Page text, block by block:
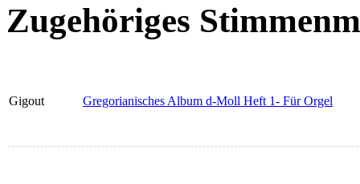
Zugehöriges
Gigout Gregorianisches Album d-Moll Heft 1- Für Orgel